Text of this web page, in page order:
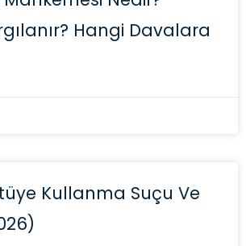
Hangi Davalara
Kullanma Suçu Ve